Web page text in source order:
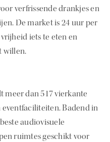
verfrissende drankjes en
De market is 24 uur per
iets te eten en
willen.
meer dan 517 vierkante
Badend in
audiovisuele
ruimtes geschikt voor